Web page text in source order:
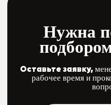
Нужна
Оставьте заявку,
рабочее время и